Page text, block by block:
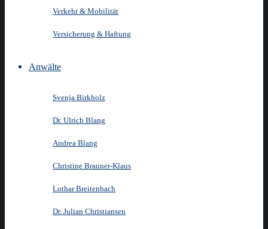
Verkehr & Mobilität
Versicherung & Haftung
Anwälte
Svenja Birkholz
Dr. Ulrich Blang
Andrea Blang
Christine Brauner-Klaus
Lothar Breitenbach
Dr. Julian Christiansen